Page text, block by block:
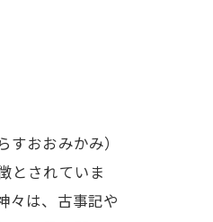
おおみかみ）
とされていま
々は、古事記や